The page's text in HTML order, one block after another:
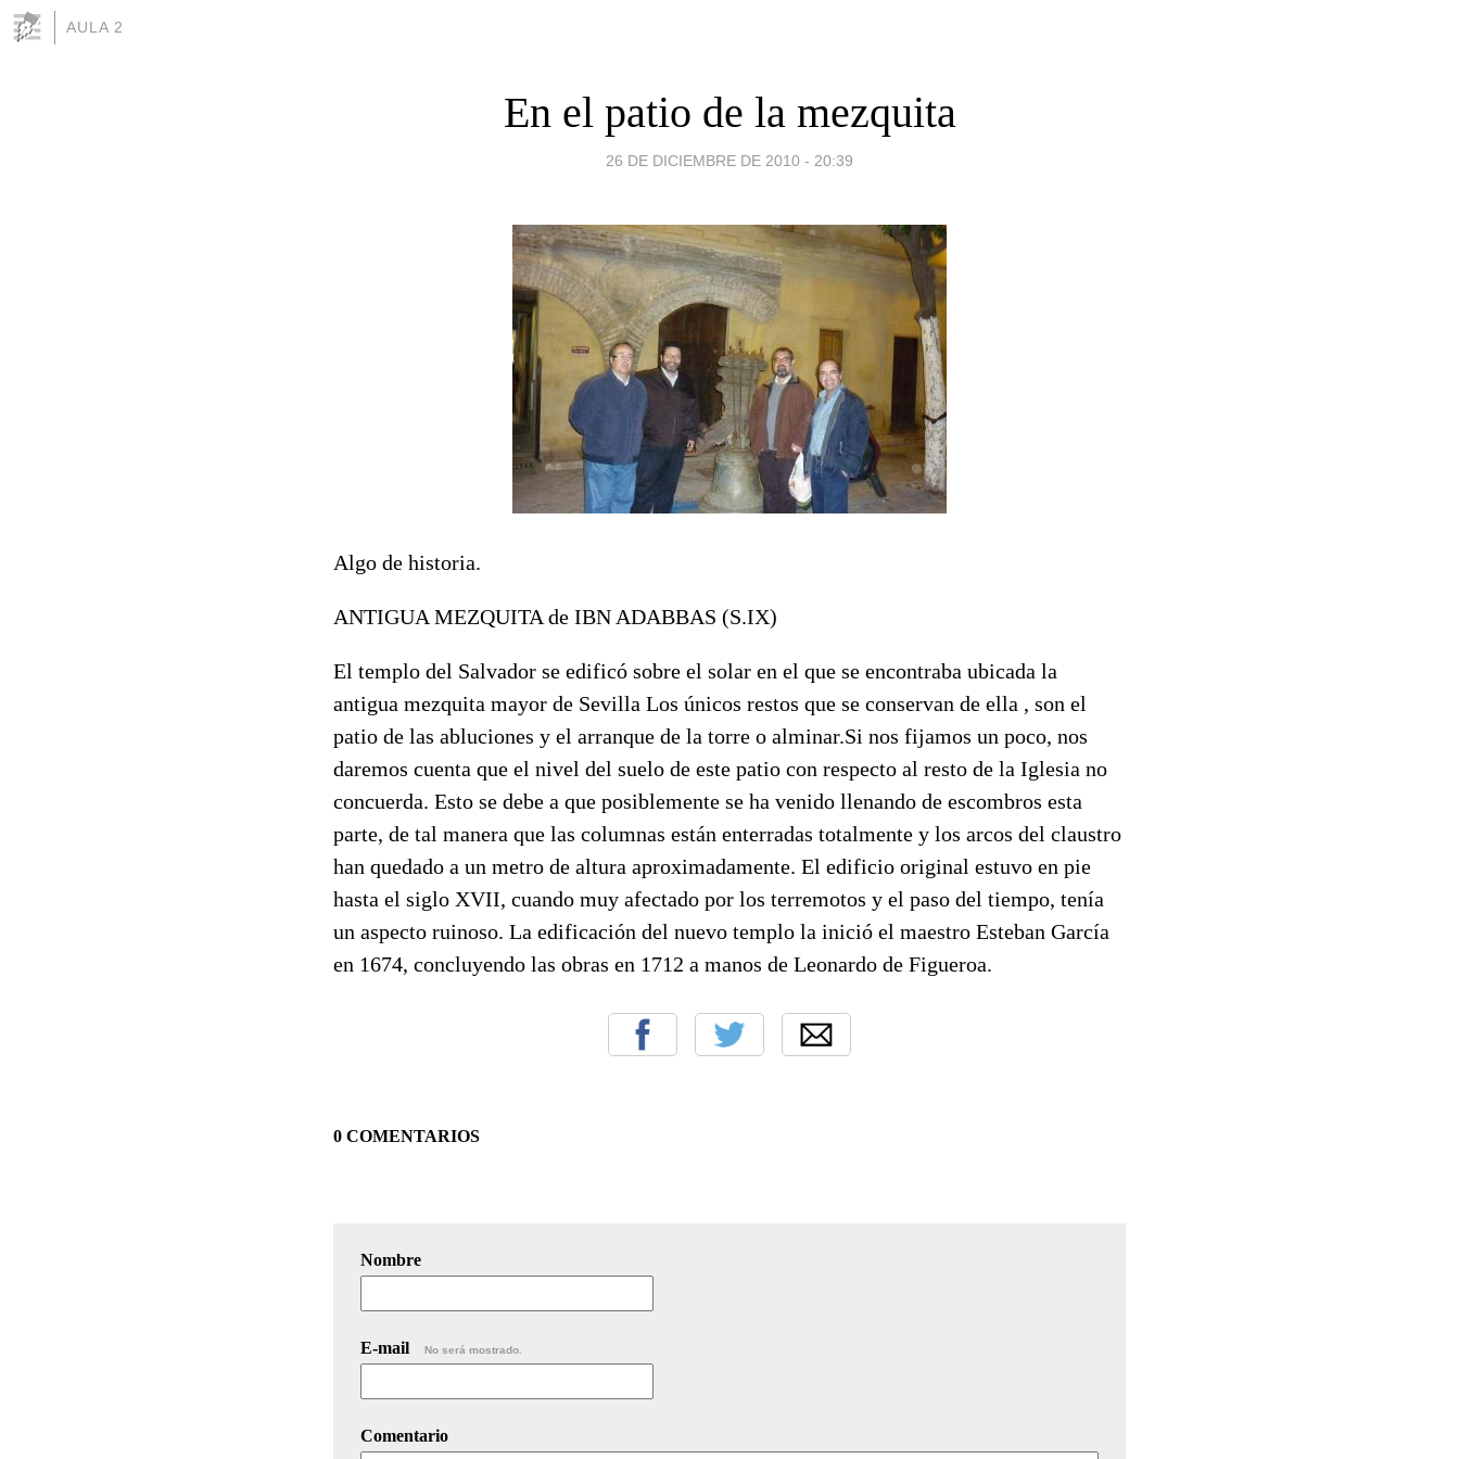
AULA 2
En el patio de la mezquita
26 DE DICIEMBRE DE 2010 - 20:39
Algo de historia.
ANTIGUA MEZQUITA de IBN ADABBAS (S.IX)
El templo del Salvador se edificó sobre el solar en el que se encontraba ubicada la
antigua mezquita mayor de Sevilla Los únicos restos que se conservan de ella , son el
patio de las abluciones y el arranque de la torre o alminar.Si nos fijamos un poco, nos
daremos cuenta que el nivel del suelo de este patio con respecto al resto de la Iglesia no
concuerda. Esto se debe a que posiblemente se ha venido llenando de escombros esta
parte, de tal manera que las columnas están enterradas totalmente y los arcos del claustro
han quedado a un metro de altura aproximadamente. El edificio original estuvo en pie
hasta el siglo XVII, cuando muy afectado por los terremotos y el paso del tiempo, tenía
un aspecto ruinoso. La edificación del nuevo templo la inició el maestro Esteban García
en 1674, concluyendo las obras en 1712 a manos de Leonardo de Figueroa.
0 COMENTARIOS
Nombre
E-mail No será mostrado.
Comentario